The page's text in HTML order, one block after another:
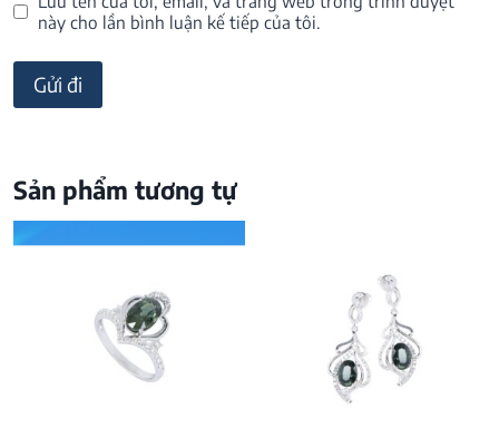
này cho lần bình luận kế tiếp của tôi.
Sản phẩm tương tự